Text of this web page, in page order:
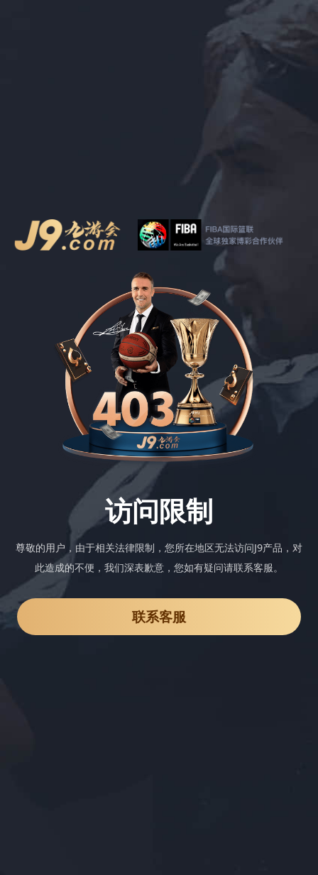
访问限制
尊敬的用户，由于相关法律限制，您所在地区无法访问J9产品，对
此造成的不便，我们深表歉意，您如有疑问请联系客服。
联系客服